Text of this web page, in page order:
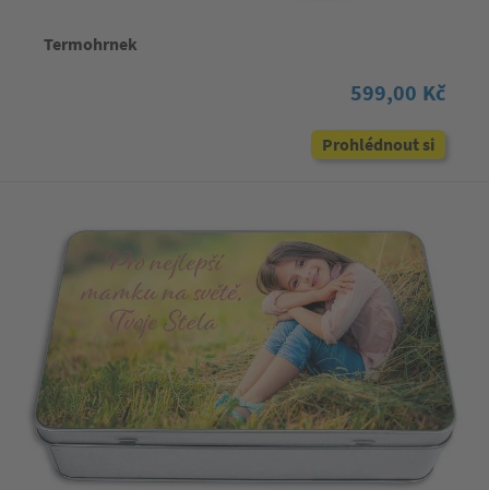
Termohrnek
599,00 Kč
Prohlédnout si